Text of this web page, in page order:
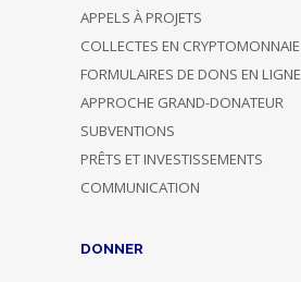
APPELS À PROJETS
COLLECTES EN CRYPTOMONNAIE
FORMULAIRES DE DONS EN LIGNE
APPROCHE GRAND-DONATEUR
SUBVENTIONS
PRÊTS ET INVESTISSEMENTS
COMMUNICATION
DONNER